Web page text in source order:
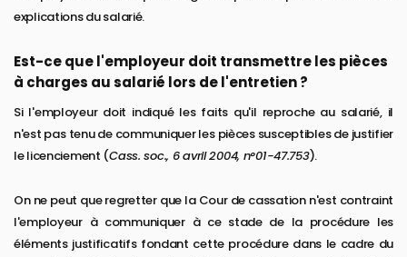
explications du salarié.
Est-ce que l'employeur doit transmettre les pièces
à charges au salarié lors de l'entretien ?
Si l'employeur doit indiqué les faits qu'il reproche au salarié, il
n'est pas tenu de communiquer les pièces susceptibles de justifier
le licenciement (Cass. soc., 6 avril 2004, n°01-47.753).
On ne peut que regretter que la Cour de cassation n'est contraint
l'employeur à communiquer à ce stade de la procédure les
éléments justificatifs fondant cette procédure dans le cadre du